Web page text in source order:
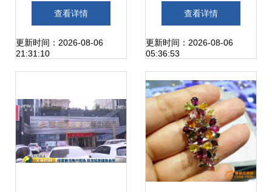
机，水贝专业市场
蝶变启航 探寻深圳
量发展路径
查看详情
更新时间：2026-08-06
21:31:10
18k金六爪钻戒的
永恒之美
查看详情
更新时间：2026-08-06
05:36:53